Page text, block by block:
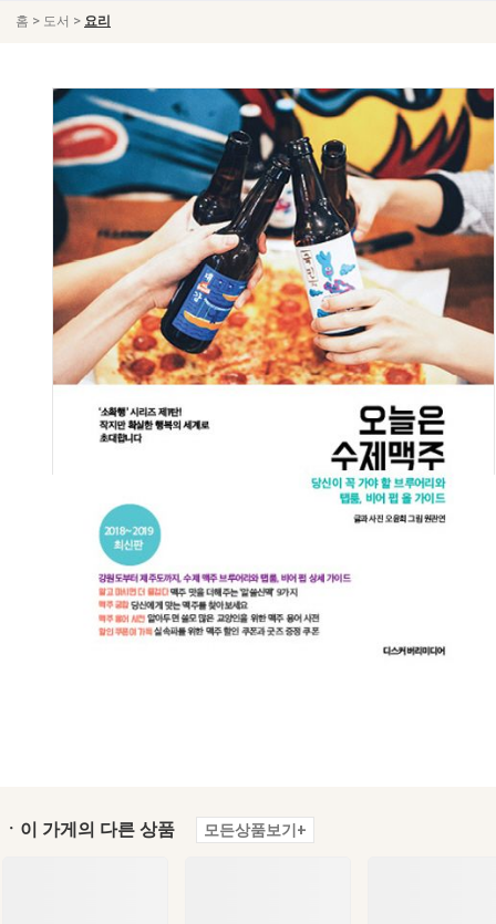
홈 > 도서 > 요리
ㆍ이 가게의 다른 상품 모든상품보기+